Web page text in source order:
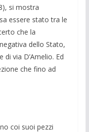
si mostra
essere stato tra le
che la
dello Stato,
via D’Amelio. Ed
che fino ad
coi suoi pezzi